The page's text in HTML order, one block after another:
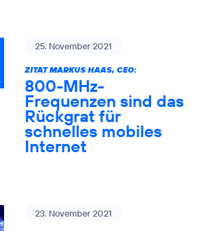
25. November 2021
ZITAT MARKUS HAAS, CEO:
800-MHz-
Frequenzen sind das
Rückgrat für
schnelles mobiles
Internet
23. November 2021